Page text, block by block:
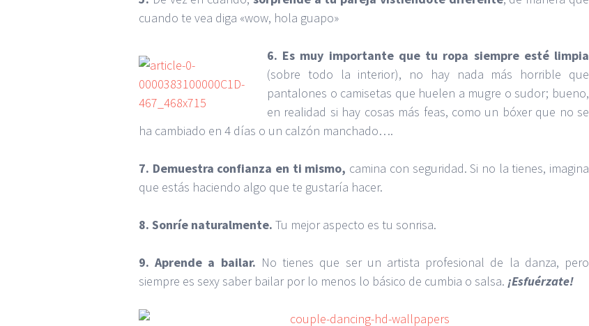
cuando te vea diga «wow, hola guapo»
6. Es muy importante que tu ropa siempre esté limpia
(sobre todo la interior), no hay nada más horrible que
pantalones o camisetas que huelen a mugre o sudor; bueno,
en realidad si hay cosas más feas, como un bóxer que no se
ha cambiado en 4 días o un calzón manchado….
7. Demuestra confianza en ti mismo, camina con seguridad. Si no la tienes, imagina
que estás haciendo algo que te gustaría hacer.
8. Sonríe naturalmente. Tu mejor aspecto es tu sonrisa.
9. Aprende a bailar. No tienes que ser un artista profesional de la danza, pero
siempre es sexy saber bailar por lo menos lo básico de cumbia o salsa. ¡Esfuérzate!